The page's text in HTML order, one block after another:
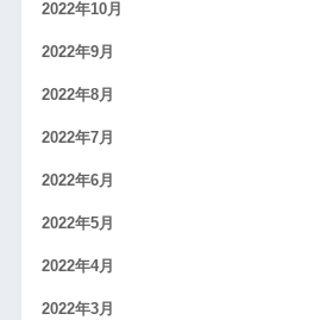
2022年10月
2022年9月
2022年8月
2022年7月
2022年6月
2022年5月
2022年4月
2022年3月